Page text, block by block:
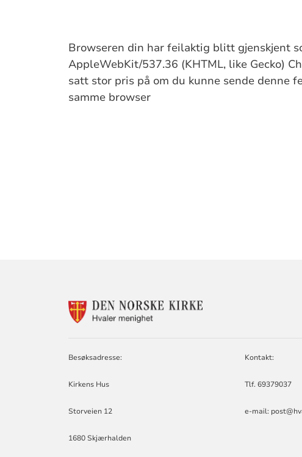
Browseren din har feilaktig blitt gjenskjent
AppleWebKit/537.36 (KHTML, like Gecko)
satt stor pris på om du kunne sende denne
samme browser
Besøksadresse:
Kirkens Hus
Storveien 12
1680 Skjærhalden
Kontakt:
Tlf. 69379037
e-mail: